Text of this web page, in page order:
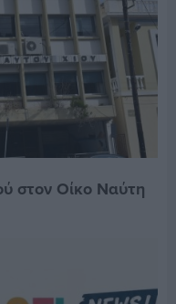
στον Οίκο Ναύτη